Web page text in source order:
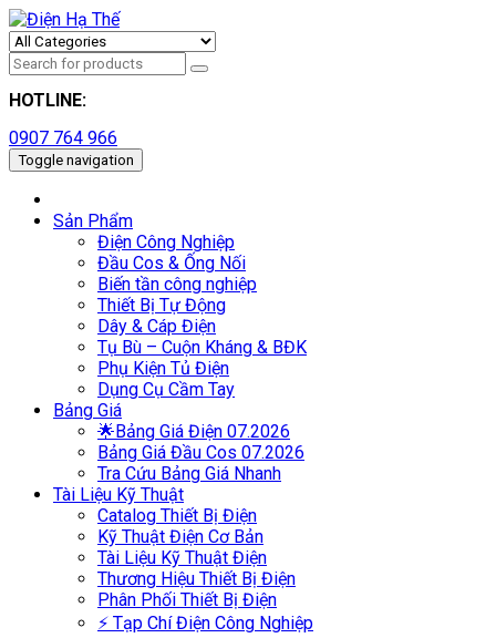
HOTLINE:
0907 764 966
Toggle navigation
Sản Phẩm
Điện Công Nghiệp
Đầu Cos & Ống Nối
Biến tần công nghiệp
Thiết Bị Tự Động
Dây & Cáp Điện
Tụ Bù – Cuộn Kháng & BĐK
Phụ Kiện Tủ Điện
Dụng Cụ Cầm Tay
Bảng Giá
🌟Bảng Giá Điện 07.2026
Bảng Giá Đầu Cos 07.2026
Tra Cứu Bảng Giá Nhanh
Tài Liệu Kỹ Thuật
Catalog Thiết Bị Điện
Kỹ Thuật Điện Cơ Bản
Tài Liệu Kỹ Thuật Điện
Thương Hiệu Thiết Bị Điện
Phân Phối Thiết Bị Điện
⚡ Tạp Chí Điện Công Nghiệp